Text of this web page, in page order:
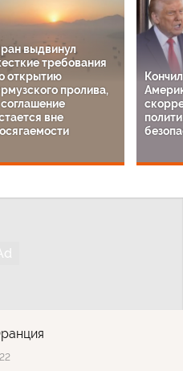
выдвинул
требования
открытию
пролива,
соглашение
вне
22